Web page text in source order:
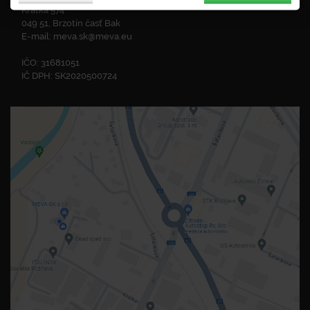
Krátka 574
049 51, Brzotín časť Bak
E-mail: meva.sk@meva.eu
IČO: 31681051
IČ DPH: SK2020500724